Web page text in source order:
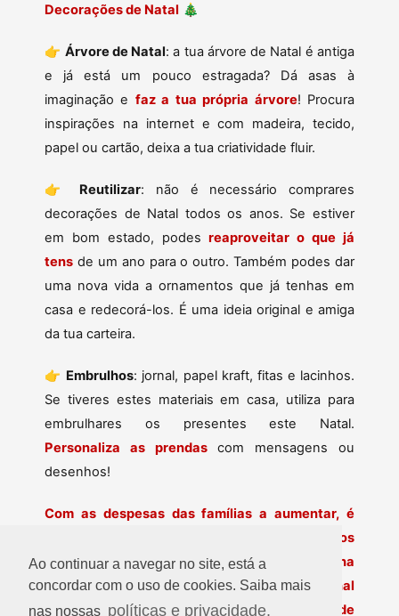
Ao continuar a navegar no site, está a
concordar com o uso de cookies. Saiba mais
nas nossas políticas e privacidade.
Decorações de Natal 🎄
👉 Árvore de Natal: a tua árvore de Natal é antiga
e já está um pouco estragada? Dá asas à
imaginação e faz a tua própria árvore! Procura
inspirações na internet e com madeira, tecido,
papel ou cartão, deixa a tua criatividade fluir.
👉 Reutilizar: não é necessário comprares
decorações de Natal todos os anos. Se estiver
em bom estado, podesreaproveitar o que já
tens de um ano para o outro. Também podes dar
uma nova vida a ornamentos que já tenhas em
casa e redecorá-los. É uma ideia original e amiga
da tua carteira.
👉 Embrulhos: jornal, papel kraft, fitas e lacinhos.
Se tiveres estes materiais em casa, utiliza para
embrulhares os presentes este Natal.
Personaliza as prendascom mensagens ou
desenhos!
Com as despesas das famílias a aumentar, é
importante (mais do que nunca!) encontrarmos
formas de poupar nesta época do ano. Partilha
com a tua família estas dicas para que, no final
do dia, possam desfrutar da magia do Natal de